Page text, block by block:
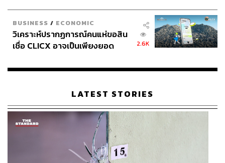
BUSINESS / ECONOMIC
วิเคราะห์ปรากฏการณ์คนแห่ขอสิน
เชื่อ CLICX อาจเป็นเพียงยอด
เรือนไทยที่ถูกซุกไว้
2.6K
LATEST STORIES